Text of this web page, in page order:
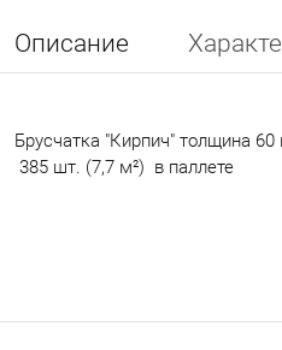
Описание
Брусчатка "Кирпич" толщина
385 шт. (7,7 м²) в паллете